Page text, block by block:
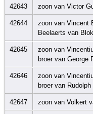
42643 zoon van Victor
42644
zoon van Vincent
Beelaerts van
42645
zoon van
broer van George
42646
zoon van
broer van
42647 zoon van Volkert